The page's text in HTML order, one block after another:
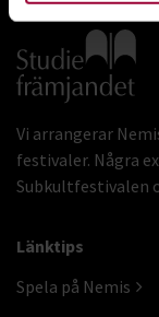
Gå till
Vi arrangerar
festivaler. Några
Subkultfestivalen
Länktips
Spela på Nemis